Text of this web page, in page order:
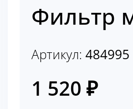
Фильтр
Артикул: 484995
1 520 ₽